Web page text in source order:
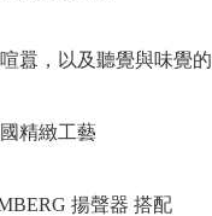
囂，以及聽覺與味覺
精緻工藝
揚聲器 搭配​